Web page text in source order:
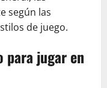
según las
de juego.
para jugar en